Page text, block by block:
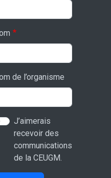
de l’organisme
J’aimerais
recevoir des
communications
de la CEUGM.